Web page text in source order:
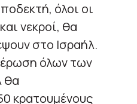
όλοι οι
νεκροί, θα
στο Ισραήλ.
όλων των
θα
κρατουμένους